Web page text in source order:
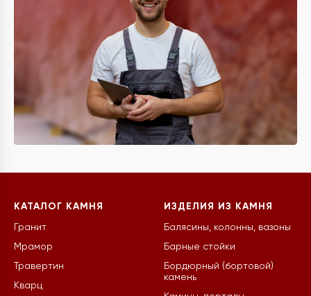
КАТАЛОГ КАМНЯ
Гранит
Мрамор
Травертин
Кварц
ИЗДЕЛИЯ ИЗ КАМНЯ
Балясины, колонны, вазоны
Барные стойки
Бордюрный (бортовой)
камень